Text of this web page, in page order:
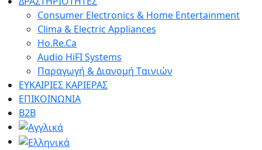
Consumer Electronics & Home Entertainment
Clima & Electric Appliances
Ho.Re.Ca
Audio HiFI Systems
Παραγωγή & Διανομή Tαινιών
ΕΥΚΑΙΡΙΕΣ ΚΑΡΙΕΡΑΣ
ΕΠΙΚΟΙΝΩΝΙΑ
Β2Β